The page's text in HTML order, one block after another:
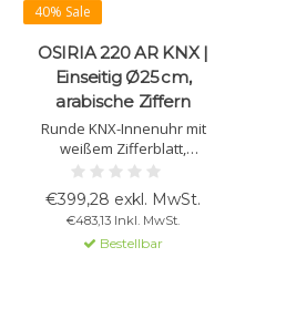
40% Sale
OSIRIA 220 AR KNX |
Einseitig Ø25 cm,
arabische Ziffern
Runde KNX-Innenuhr mit
weißem Zifferblatt,
schwarzen Zahlen und
Zeigern, rotem
Sekundenzeiger. Ø 250 mm.
Schlagfestes Gehäuse und
Plexiglas.
€399,28 exkl. MwSt.
€483,13 Inkl. MwSt.
Bestellbar